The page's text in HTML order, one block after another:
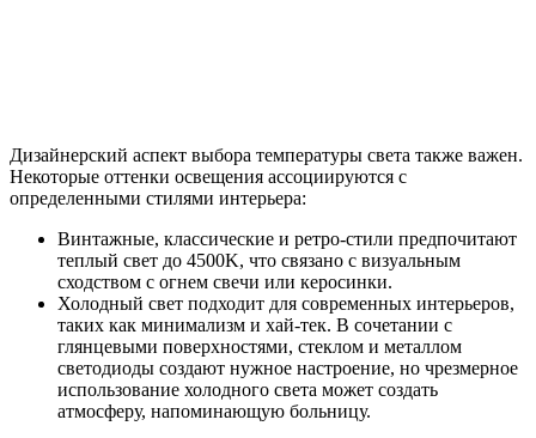
Дизайнерский аспект выбора температуры света также важен.
Некоторые оттенки освещения ассоциируются с
определенными стилями интерьера:
Винтажные, классические и ретро-стили предпочитают
теплый свет до 4500K, что связано с визуальным
сходством с огнем свечи или керосинки.
Холодный свет подходит для современных интерьеров,
таких как минимализм и хай-тек. В сочетании с
глянцевыми поверхностями, стеклом и металлом
светодиоды создают нужное настроение, но чрезмерное
использование холодного света может создать
атмосферу, напоминающую больницу.